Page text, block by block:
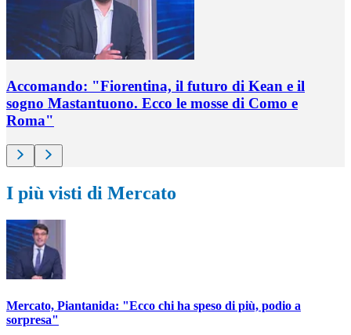
Accomando: "Fiorentina, il futuro di Kean e il
sogno Mastantuono. Ecco le mosse di Como e
Roma"
I più visti di Mercato
Mercato, Piantanida: "Ecco chi ha speso di più, podio a
sorpresa"